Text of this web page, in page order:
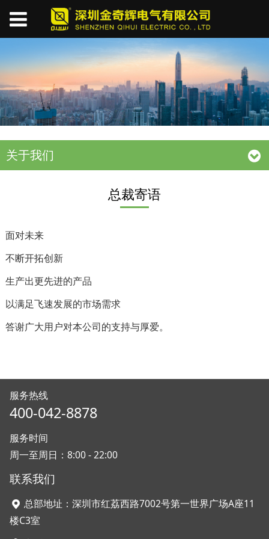
关于我们
总裁寄语
面对未来
不断开拓创新
生产出更先进的产品
以满足飞速发展的市场需求
答谢广大用户对本公司的支持与厚爱。
服务热线
400-042-8878
服务时间
周一至周日：8:00 - 22:00
联系我们
总部地址：深圳市红荔西路7002号第一世界广场A座11
楼C3室